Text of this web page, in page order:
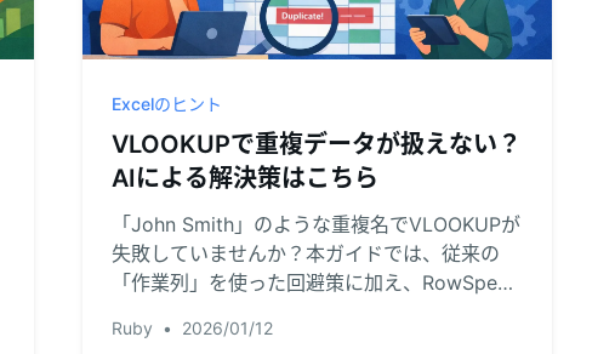
Excelのヒント
VLOOKUPで重複データが扱えない？
AIによる解決策はこちら
「John Smith」のような重複名でVLOOKUPが
失敗していませんか？本ガイドでは、従来の
「作業列」を使った回避策に加え、RowSpeak
座に解決する方法を解説します。
Ruby • 2026/01/12